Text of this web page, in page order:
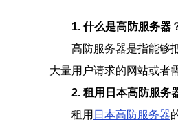
1. 什么是高防服务器
高防服务器是指能够
大量用户请求的网站或者
2. 租用日本高防服务
租用 日本高防服务器